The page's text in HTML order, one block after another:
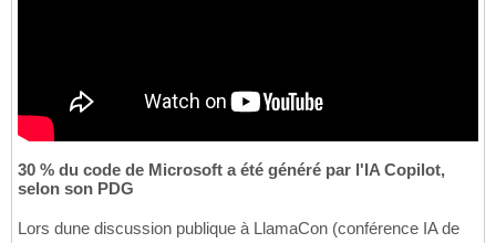
30 % du code de Microsoft a été généré par l'IA Copilot,
selon son PDG
Lors dune discussion publique à LlamaCon (conférence IA de